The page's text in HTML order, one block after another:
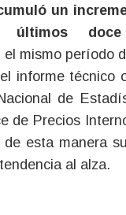
un
doce
el mismo período
informe técnico
de
de Precios
de esta manera
al alza.